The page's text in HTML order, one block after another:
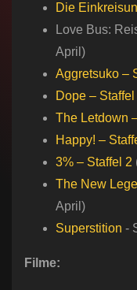
Die
Love Bus:
April)
Aggretsuko –
Dope – Staffel
The Letdown
Happy! –
3% – Staffel 2
The New
April)​​
Superstition​​​ ​-
Filme: